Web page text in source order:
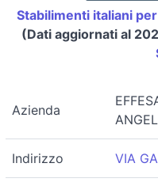
Stabilimenti italiani
(Dati aggiornati al
Azienda
Indirizzo VIA